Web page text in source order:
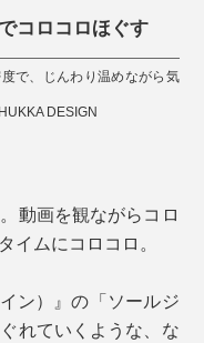
コロコロほぐす
で、じんわり温めながら気
DESIGN
動画を観ながらコロ
イムにコロコロ。
ン）』の「ソールジ
れていくような、な